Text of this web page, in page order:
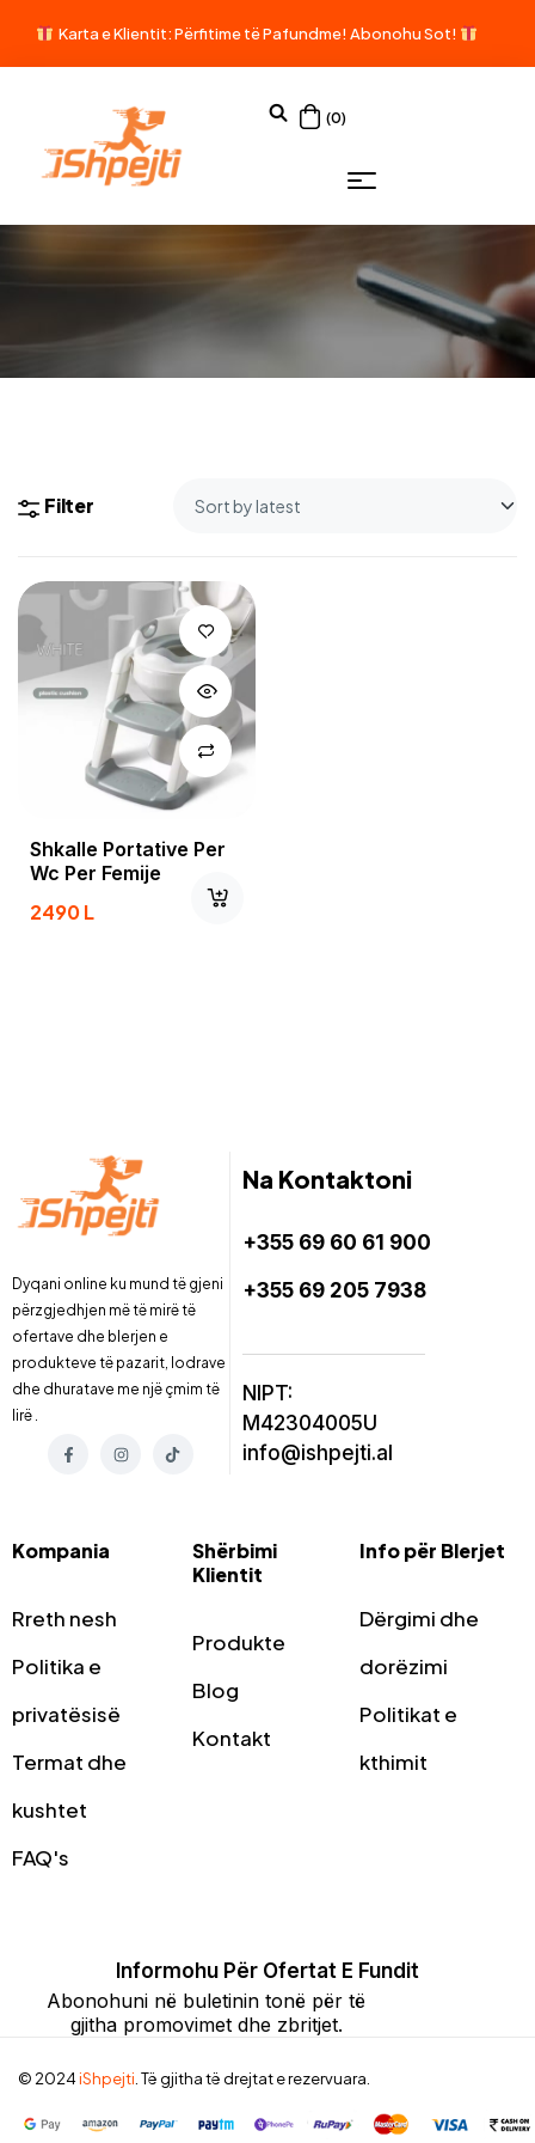
Karta e Klientit: Përfitime të Pafundme! Abonohu Sot!
(0)
Filter
Shkalle Portative Per
Wc Per Femije
2490L
Dyqani online ku mund të gjeni
përzgjedhjen më të mirë të
ofertave dhe blerjen e
produkteve të pazarit, lodrave
dhe dhuratave me një çmim të
lirë .
Na Kontaktoni
+355 69 60 61 900
+355 69 205 7938
NIPT:
M42304005U
info@ishpejti.al
Kompania
Rreth nesh
Politika e
privatësisë
Termat dhe
kushtet
FAQ's
Shërbimi
Klientit
Produkte
Blog
Kontakt
Info për Blerjet
Dërgimi dhe
dorëzimi
Politikat e
kthimit
Informohu Për Ofertat E Fundit
Abonohuni në buletinin tonë për të
gjitha promovimet dhe zbritjet.
© 2024iShpejti. Të gjitha të drejtat e rezervuara.